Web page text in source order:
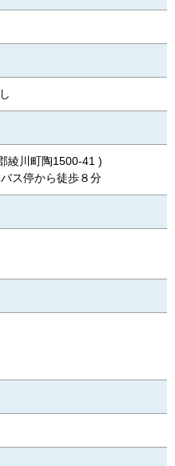
綾川町陶1500-41 )
ス停から徒歩８分